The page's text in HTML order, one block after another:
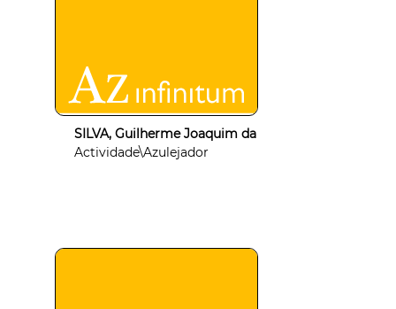
SILVA, Guilherme Joaquim da
Actividade\Azulejador